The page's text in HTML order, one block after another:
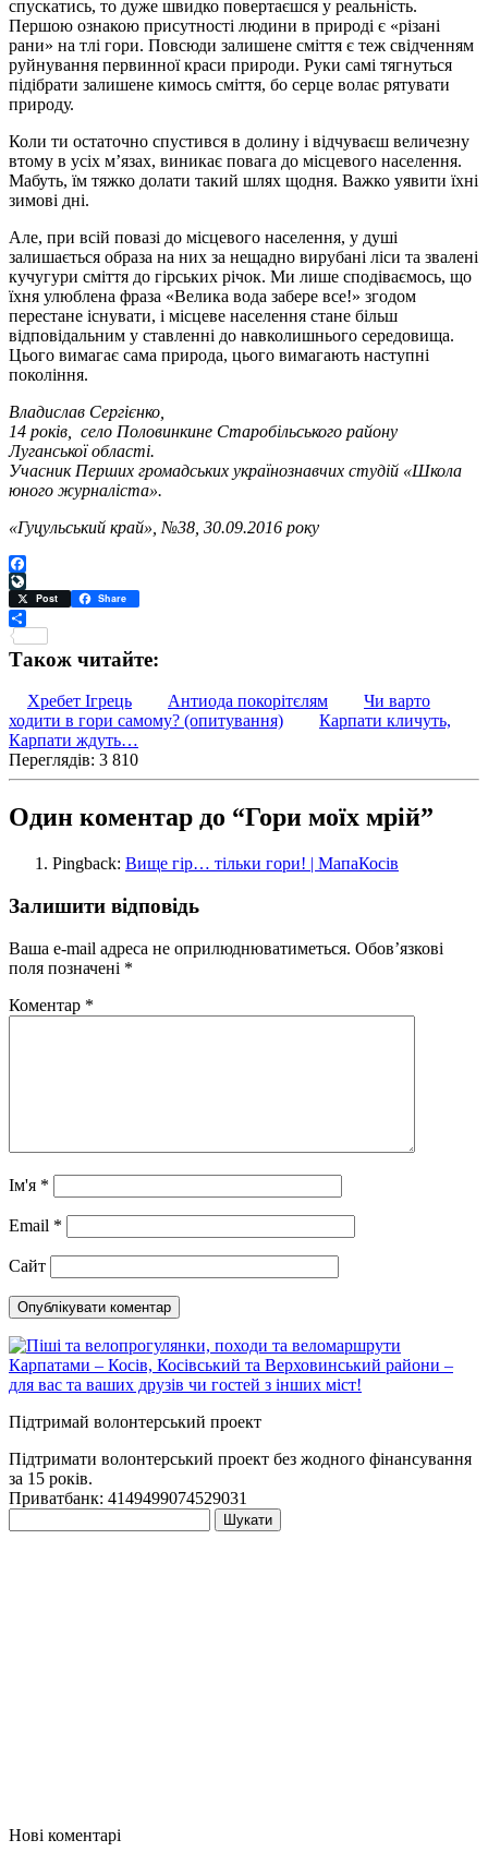
спускатись, то дуже швидко повертаєшся у реальність.
Першою ознакою присутності людини в природі є «різані
рани» на тлі гори. Повсюди залишене сміття є теж свідченням
руйнування первинної краси природи. Руки самі тягнуться
підібрати залишене кимось сміття, бо серце волає рятувати
природу.
Коли ти остаточно спустився в долину і відчуваєш величезну
втому в усіх м’язах, виникає повага до місцевого населення.
Мабуть, їм тяжко долати такий шлях щодня. Важко уявити їхні
зимові дні.
Але, при всій повазі до місцевого населення, у душі
залишається образа на них за нещадно вирубані ліси та звалені
кучугури сміття до гірських річок. Ми лише сподіваємось, що
їхня улюблена фраза «Велика вода забере все!» згодом
перестане існувати, і місцеве населення стане більш
відповідальним у ставленні до навколишнього середовища.
Цього вимагає сама природа, цього вимагають наступні
покоління.
Владислав Сергієнко,
14 років, село Половинкине Старобільського району
Луганської області.
Учасник Перших громадських українознавчих студій «Школа
юного журналіста».
«Гуцульський край», №38, 30.09.2016 року
Facebook
LiveJournal
Post Share
Також читайте:
Хребет Ігрець Антиода покорітєлям
Чи варто
ходити в гори самому? (опитування)
Карпати кличуть,
Карпати ждуть…
Переглядів: 3 810
Один коментар до “Гори моїх мрій”
Pingback: Вище гір… тільки гори! | МапаКосів
Залишити відповідь
Ваша e-mail адреса не оприлюднюватиметься. Обов’язкові
поля позначені *
Коментар *
Ім'я *
Email *
Сайт
Підтримай волонтерський проект
Підтримати волонтерський проект без жодного фінансування
за 15 років.
Приватбанк: 4149499074529031
Нові коментарі